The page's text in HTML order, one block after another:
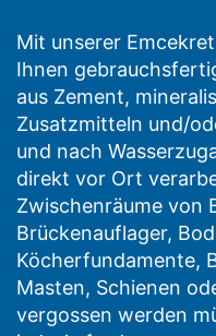
Mit unserer
Ihnen
aus Zement,
Zusatzmitteln und/
und nach
direkt vor Ort
Zwischenräume von
Brückenauflager,
Köcherfundamente,
Masten, Schienen
vergossen werden